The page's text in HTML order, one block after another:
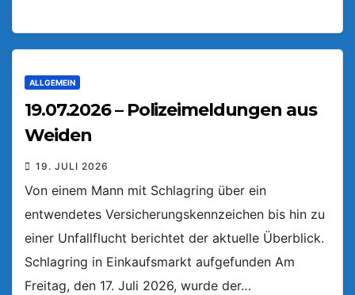
ALLGEMEIN
19.07.2026 – Polizeimeldungen aus
Weiden
19. JULI 2026
Von einem Mann mit Schlagring über ein
entwendetes Versicherungskennzeichen bis hin zu
einer Unfallflucht berichtet der aktuelle Überblick.
Schlagring in Einkaufsmarkt aufgefunden Am
Freitag, den 17. Juli 2026, wurde der…